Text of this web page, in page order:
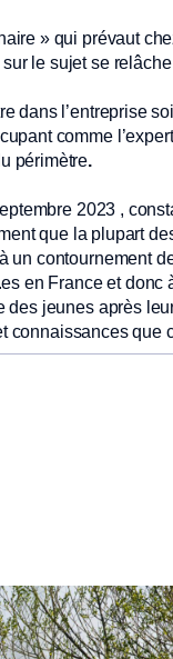
» qui prévaut
le sujet se
dans l’entreprise
comme
périmètre.
2023 ,
que la plupart
un contournement
en France et donc
des jeunes après
que